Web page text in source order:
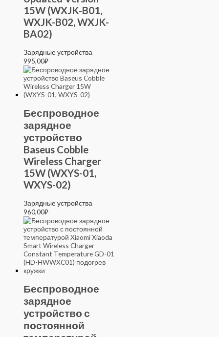
15W (WXJK-B01,
WXJK-B02, WXJK-
BA02)
Зарядные устройства
995,00₽
Беспроводное
зарядное
устройство
Baseus Cobble
Wireless Charger
15W (WXYS-01,
WXYS-02)
Зарядные устройства
960,00₽
Беспроводное
зарядное
устройство с
постоянной